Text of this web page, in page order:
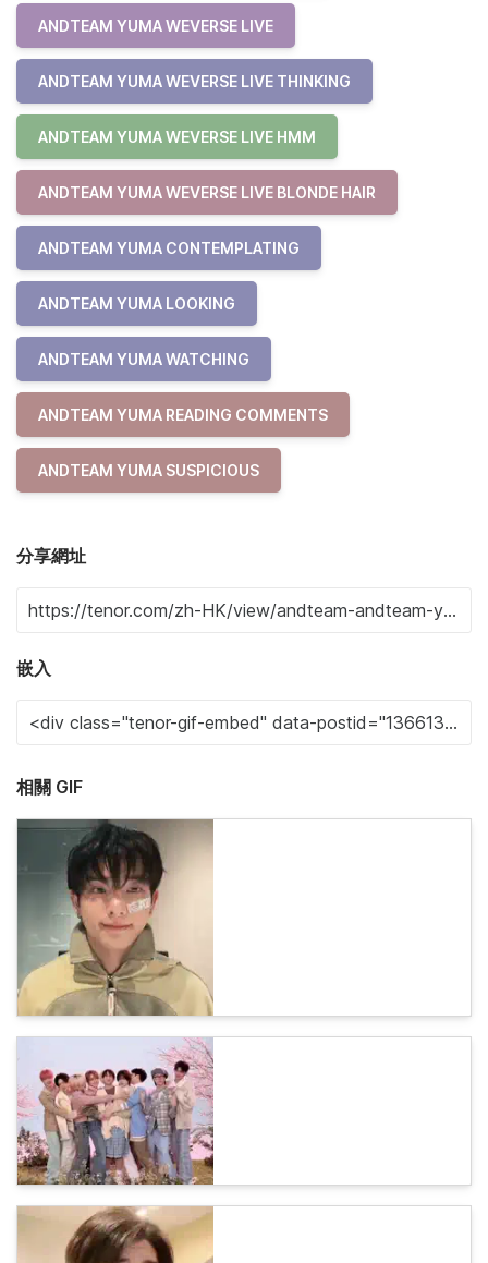
ANDTEAM YUMA WEVERSE LIVE
ANDTEAM YUMA WEVERSE LIVE THINKING
ANDTEAM YUMA WEVERSE LIVE HMM
ANDTEAM YUMA WEVERSE LIVE BLONDE HAIR
ANDTEAM YUMA CONTEMPLATING
ANDTEAM YUMA LOOKING
ANDTEAM YUMA WATCHING
ANDTEAM YUMA READING COMMENTS
ANDTEAM YUMA SUSPICIOUS
分享網址
嵌入
相關 GIF